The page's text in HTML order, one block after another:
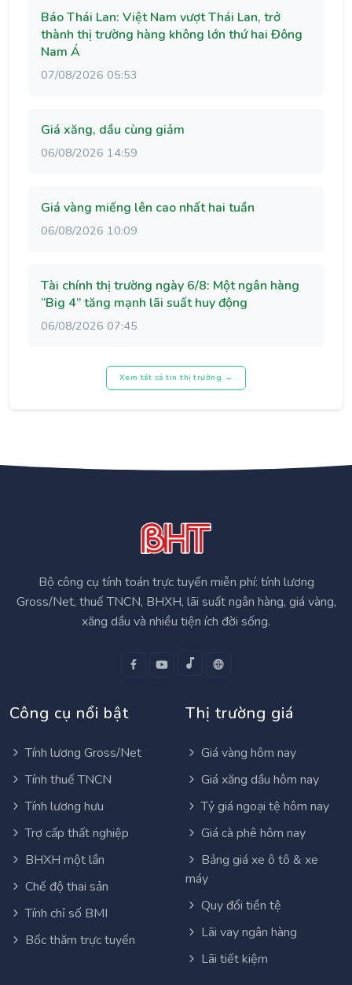
Báo Thái Lan: Việt Nam vượt Thái Lan, trở
thành thị trường hàng không lớn thứ hai Đông
Nam Á
07/08/2026 05:53
Giá xăng, dầu cùng giảm
06/08/2026 14:59
Giá vàng miếng lên cao nhất hai tuần
06/08/2026 10:09
Tài chính thị trường ngày 6/8: Một ngân hàng
“Big 4” tăng mạnh lãi suất huy động
06/08/2026 07:45
Xem tất cả tin thị trường →
Bộ công cụ tính toán trực tuyến miễn phí: tính lương
Gross/Net, thuế TNCN, BHXH, lãi suất ngân hàng, giá vàng,
xăng dầu và nhiều tiện ích đời sống.
Công cụ nổi bật
Tính lương Gross/Net
Tính thuế TNCN
Tính lương hưu
Trợ cấp thất nghiệp
BHXH một lần
Chế độ thai sản
Tính chỉ số BMI
Bốc thăm trực tuyến
Thị trường giá
Giá vàng hôm nay
Giá xăng dầu hôm nay
Tỷ giá ngoại tệ hôm nay
Giá cà phê hôm nay
Bảng giá xe ô tô & xe
máy
Quy đổi tiền tệ
Lãi vay ngân hàng
Lãi tiết kiệm